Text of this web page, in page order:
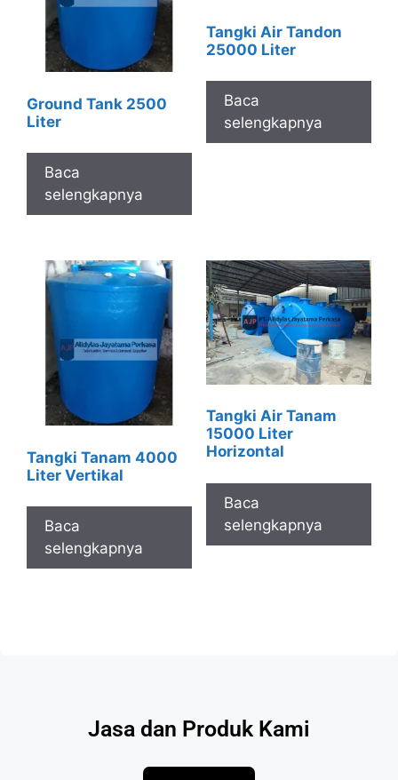
Ground Tank 2500
Liter
Baca
selengkapnya
Tangki Air Tandon
25000 Liter
Baca
selengkapnya
Tangki Tanam 4000
Liter Vertikal
Baca
selengkapnya
Tangki Air Tanam
15000 Liter
Horizontal
Baca
selengkapnya
Jasa dan Produk Kami